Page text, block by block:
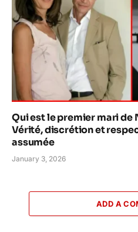
Qui est le premier mari de
Vérité, discrétion et
assumée
January 3, 2026
ADD A